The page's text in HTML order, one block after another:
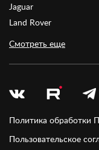
Jaguar
Land Rover
Смотреть еще
Политика обработки
Пользовательское